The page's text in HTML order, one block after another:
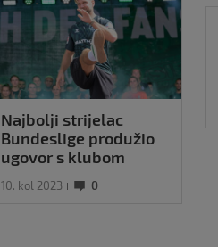
Najbolji strijelac
Bundeslige produžio
ugovor s klubom
10. kol 2023 0